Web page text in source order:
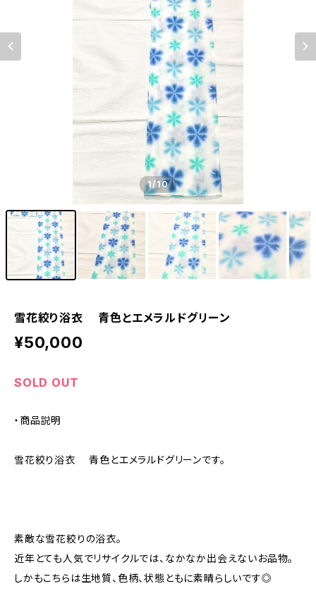
1/10
雪花絞り浴衣 青色とエメラルドグリーン
¥50,000
SOLD OUT
・商品説明
雪花絞り浴衣 青色とエメラルドグリーンです。
素敵な雪花絞りの浴衣。
近年とても人気でリサイクルでは、なかなか出会えないお品物。
しかもこちらは生地質、色柄、状態ともに素晴らしいです◎